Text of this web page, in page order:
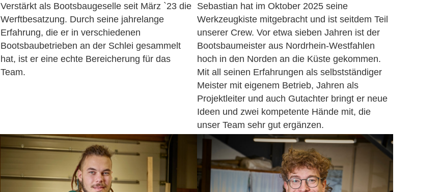
Verstärkt als Bootsbaugeselle seit März `23 die
Werftbesatzung. Durch seine jahrelange
Erfahrung, die er in verschiedenen
Bootsbaubetrieben an der Schlei gesammelt
hat, ist er eine echte Bereicherung für das
Team.
Sebastian hat im Oktober 2025 seine
Werkzeugkiste mitgebracht und ist seitdem Teil
unserer Crew. Vor etwa sieben Jahren ist der
Bootsbaumeister aus Nordrhein-Westfahlen
hoch in den Norden an die Küste gekommen.
Mit all seinen Erfahrungen als selbstständiger
Meister mit eigenem Betrieb, Jahren als
Projektleiter und auch Gutachter bringt er neue
Ideen und zwei kompetente Hände mit, die
unser Team sehr gut ergänzen.